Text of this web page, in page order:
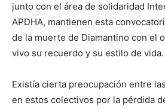
junto con el área de solidaridad
APDHA, mantienen esta
de la muerte de Diamantino con el
vivo su recuerdo y su estilo de vida.
Existía cierta preocupación entre
en estos colectivos por la pérdida